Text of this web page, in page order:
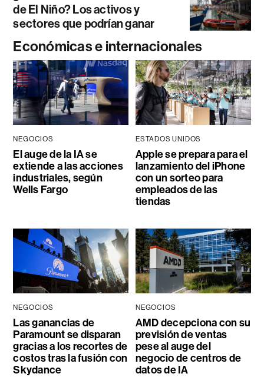
de El Niño? Los activos y
sectores que podrían ganar
Económicas e internacionales
NEGOCIOS
El auge de la IA se
extiende a las acciones
industriales, según
Wells Fargo
ESTADOS UNIDOS
Apple se prepara para el
lanzamiento del iPhone
con un sorteo para
empleados de las
tiendas
NEGOCIOS
Las ganancias de
Paramount se disparan
gracias a los recortes de
costos tras la fusión con
Skydance
NEGOCIOS
AMD decepciona con su
previsión de ventas
pese al auge del
negocio de centros de
datos de IA